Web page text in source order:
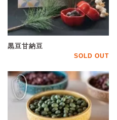
黒豆甘納豆
SOLD OUT